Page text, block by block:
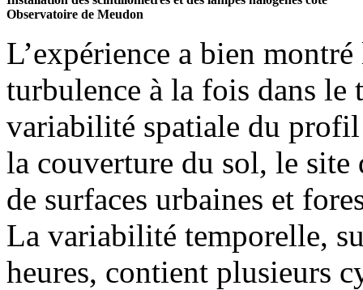
Observatoire de Meudon
L’expérience a bien
turbulence à la fois dans le
variabilité spatiale du
la couverture du sol, le site
de surfaces urbaines et
La variabilité temporelle,
heures, contient plusieurs